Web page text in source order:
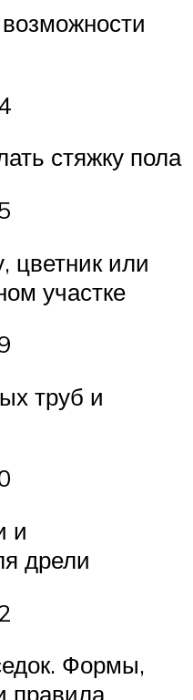
стяжку пола
цветник или
участке
труб и
и
дрели
Формы,
правила